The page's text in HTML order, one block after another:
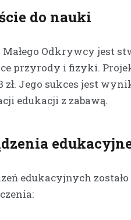
do nauki
Odkrywcy jest
przyrody i fizyki.
zł. Jego sukces jest
edukacji z zabawą.
edukacyjnych